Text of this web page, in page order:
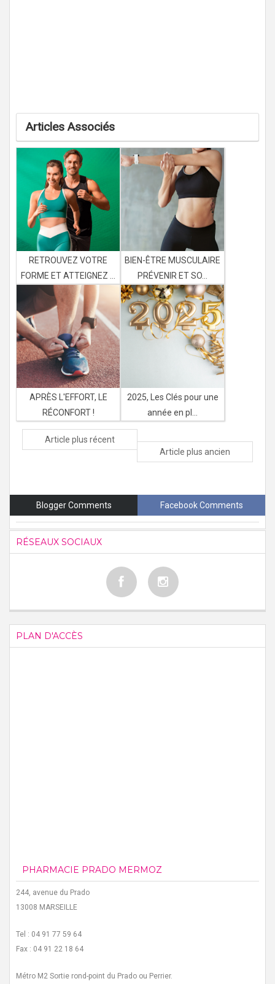
Articles Associés
RETROUVEZ VOTRE
FORME ET ATTEIGNEZ ...
BIEN-ÊTRE MUSCULAIRE
PRÉVENIR ET SO...
APRÈS L'EFFORT, LE
RÉCONFORT !
2025, Les Clés pour une
année en pl...
Article plus récent
Article plus ancien
Blogger Comments Facebook Comments
RÉSEAUX SOCIAUX
PLAN D'ACCÈS
PHARMACIE PRADO MERMOZ
244, avenue du Prado
13008 MARSEILLE
Tel : 04 91 77 59 64
Fax : 04 91 22 18 64
Métro M2 Sortie rond-point du Prado ou Perrier.